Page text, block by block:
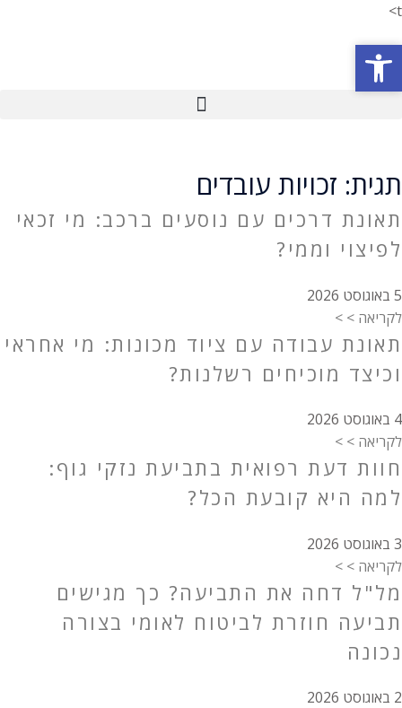
t>
תגית: זכויות עובדים
תאונת דרכים עם נוסעים ברכב: מי זכאי
לפיצוי וממי?
5 באוגוסט 2026
לקריאה > >
תאונת עבודה עם ציוד מכונות: מי אחראי
וכיצד מוכיחים רשלנות?
4 באוגוסט 2026
לקריאה > >
חוות דעת רפואית בתביעת נזקי גוף:
למה היא קובעת הכל?
3 באוגוסט 2026
לקריאה > >
מל"ל דחה את התביעה? כך מגישים
תביעה חוזרת לביטוח לאומי בצורה
נכונה
2 באוגוסט 2026
פתח סרגל נגישות
פתח סרגל נגישות